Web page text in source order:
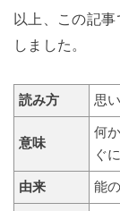
以上、この記
しました。
読み方 思
意味
何
ぐ
由来 能